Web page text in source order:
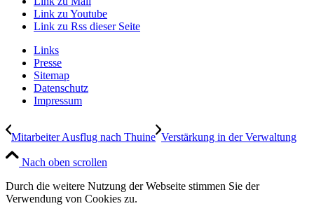
Link zu Youtube
Link zu Rss dieser Seite
Links
Presse
Sitemap
Datenschutz
Impressum
Mitarbeiter Ausflug nach Thuine Verstärkung in der Verwaltung
Nach oben scrollen
Durch die weitere Nutzung der Webseite stimmen Sie der
Verwendung von Cookies zu.